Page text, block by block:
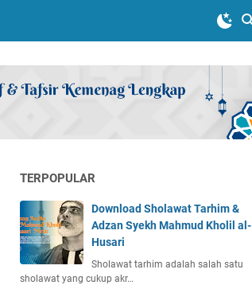
TERPOPULAR
Download Sholawat Tarhim &
Adzan Syekh Mahmud Kholil al-
Husari
Sholawat tarhim adalah salah satu
sholawat yang cukup akr…